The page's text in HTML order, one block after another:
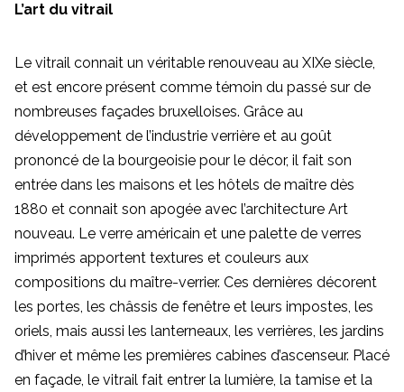
L’art du vitrail
Le vitrail connait un véritable renouveau au XIXe siècle,
et est encore présent comme témoin du passé sur de
nombreuses façades bruxelloises. Grâce au
développement de l’industrie verrière et au goût
prononcé de la bourgeoisie pour le décor, il fait son
entrée dans les maisons et les hôtels de maître dès
1880 et connait son apogée avec l’architecture Art
nouveau. Le verre américain et une palette de verres
imprimés apportent textures et couleurs aux
compositions du maître-verrier. Ces dernières décorent
les portes, les châssis de fenêtre et leurs impostes, les
oriels, mais aussi les lanterneaux, les verrières, les jardins
d’hiver et même les premières cabines d’ascenseur. Placé
en façade, le vitrail fait entrer la lumière, la tamise et la